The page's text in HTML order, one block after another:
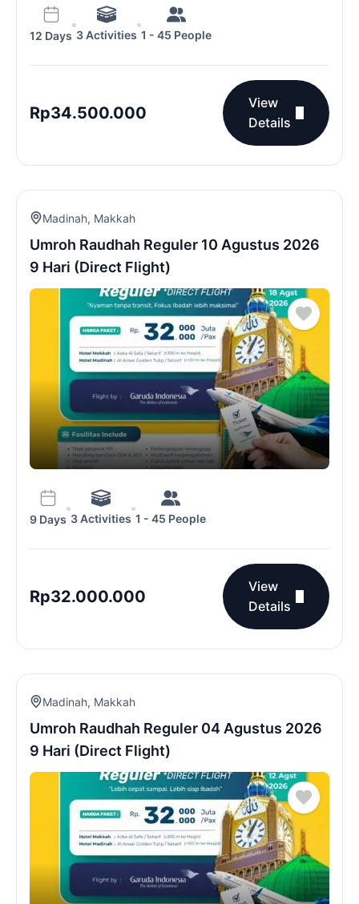
12 Days 3 Activities 1 - 45 People
Rp34.500.000
View
Details
Madinah, Makkah
Umroh Raudhah Reguler 10 Agustus 2026
9 Hari (Direct Flight)
9 Days 3 Activities 1 - 45 People
Rp32.000.000
View
Details
Madinah, Makkah
Umroh Raudhah Reguler 04 Agustus 2026
9 Hari (Direct Flight)